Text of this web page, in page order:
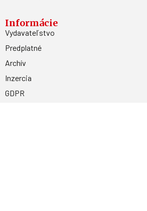
Informácie
Vydavateľstvo
Predplatné
Archív
Inzercia
GDPR